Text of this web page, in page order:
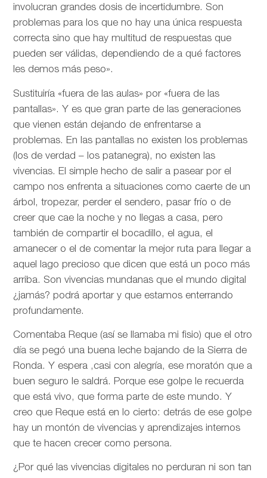
involucran grandes dosis de incertidumbre. Son
problemas para los que no hay una única respuesta
correcta sino que hay multitud de respuestas que
pueden ser válidas, dependiendo de a qué factores
les demos más peso».
Sustituiría «fuera de las aulas» por «fuera de las
pantallas». Y es que gran parte de las generaciones
que vienen están dejando de enfrentarse a
problemas. En las pantallas no existen los problemas
(los de verdad – los patanegra), no existen las
vivencias. El simple hecho de salir a pasear por el
campo nos enfrenta a situaciones como caerte de un
árbol, tropezar, perder el sendero, pasar frío o de
creer que cae la noche y no llegas a casa, pero
también de compartir el bocadillo, el agua, el
amanecer o el de comentar la mejor ruta para llegar a
aquel lago precioso que dicen que está un poco más
arriba. Son vivencias mundanas que el mundo digital
¿jamás? podrá aportar y que estamos enterrando
profundamente.
Comentaba Reque (así se llamaba mi fisio) que el otro
día se pegó una buena leche bajando de la Sierra de
Ronda. Y espera ,casi con alegría, ese moratón que a
buen seguro le saldrá. Porque ese golpe le recuerda
que está vivo, que forma parte de este mundo. Y
creo que Reque está en lo cierto: detrás de ese golpe
hay un montón de vivencias y aprendizajes internos
que te hacen crecer como persona.
¿Por qué las vivencias digitales no perduran ni son tan